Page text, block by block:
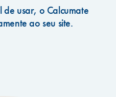
de usar, o Calcumate
ao seu site.